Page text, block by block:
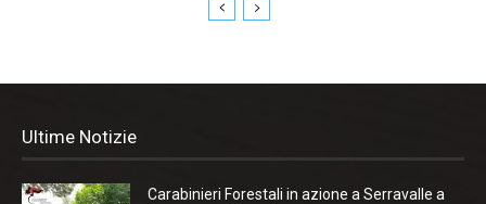
Ultime Notizie
Carabinieri Forestali in azione a Serravalle a